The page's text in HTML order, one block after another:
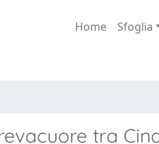
Home Sfoglia
tra